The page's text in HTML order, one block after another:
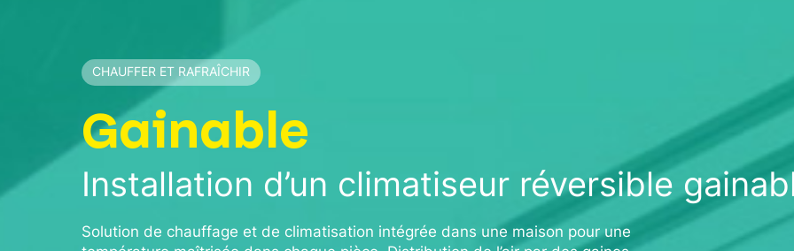
CHAUFFER ET RAFRAÎCHIR
Gainable
Installation d’un climatiseur réversible
Solution de chauffage et de climatisation intégrée dans une maison pour une